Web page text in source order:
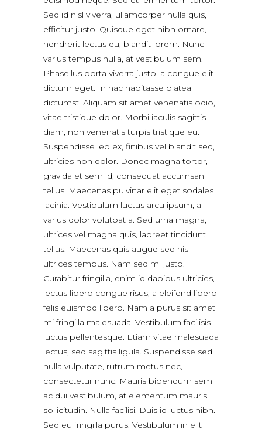
Sed id nisl viverra, ullamcorper nulla quis,
efficitur justo. Quisque eget nibh ornare,
hendrerit lectus eu, blandit lorem. Nunc
varius tempus nulla, at vestibulum sem.
Phasellus porta viverra justo, a congue elit
dictum eget. In hac habitasse platea
dictumst. Aliquam sit amet venenatis odio,
vitae tristique dolor. Morbi iaculis sagittis
diam, non venenatis turpis tristique eu.
Suspendisse leo ex, finibus vel blandit sed,
ultricies non dolor. Donec magna tortor,
gravida et sem id, consequat accumsan
tellus. Maecenas pulvinar elit eget sodales
lacinia. Vestibulum luctus arcu ipsum, a
varius dolor volutpat a. Sed urna magna,
ultrices vel magna quis, laoreet tincidunt
tellus. Maecenas quis augue sed nisl
ultrices tempus. Nam sed mi justo.
Curabitur fringilla, enim id dapibus ultricies,
lectus libero congue risus, a eleifend libero
felis euismod libero. Nam a purus sit amet
mi fringilla malesuada. Vestibulum facilisis
luctus pellentesque. Etiam vitae malesuada
lectus, sed sagittis ligula. Suspendisse sed
nulla vulputate, rutrum metus nec,
consectetur nunc. Mauris bibendum sem
ac dui vestibulum, at elementum mauris
sollicitudin. Nulla facilisi. Duis id luctus nibh.
Sed eu fringilla purus. Vestibulum in elit